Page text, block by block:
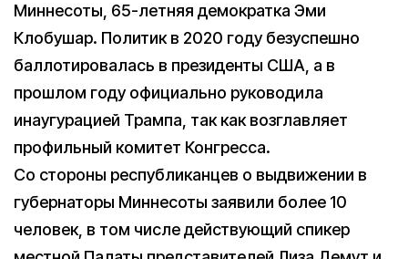
Миннесоты, 65-летняя демократка Эми
Клобушар. Политик в 2020 году безуспешно
баллотировалась в президенты США, а в
прошлом году официально руководила
инаугурацией Трампа, так как возглавляет
профильный комитет Конгресса.
Со стороны республиканцев о выдвижении в
губернаторы Миннесоты заявили более 10
человек, в том числе действующий спикер